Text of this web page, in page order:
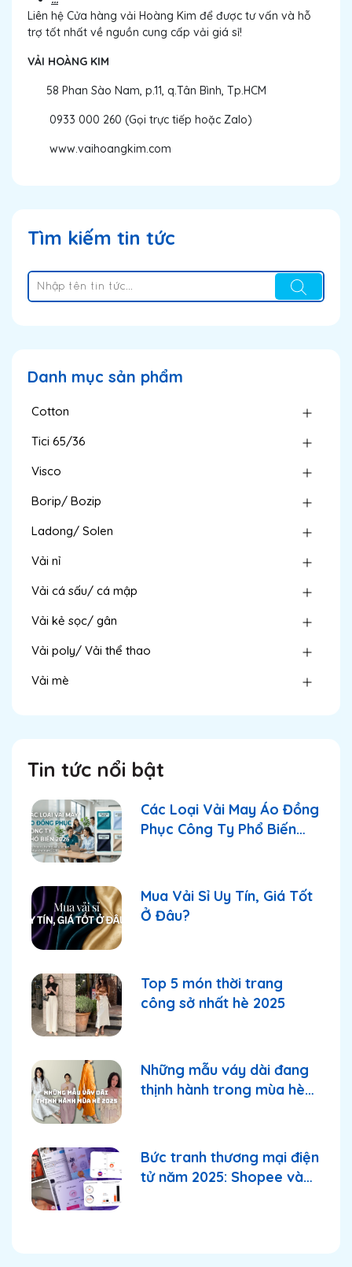
Liên hệ Cửa hàng vải Hoàng Kim để được tư vấn và hỗ
trợ tốt nhất về nguồn cung cấp vải giá sỉ!
VẢI HOÀNG KIM
58 Phan Sào Nam, p.11, q.Tân Bình, Tp.HCM
0933 000 260 (Gọi trực tiếp hoặc Zalo)
www.vaihoangkim.com
Tìm kiếm tin tức
Danh mục sản phẩm
Cotton
Tici 65/36
Visco
Borip/ Bozip
Ladong/ Solen
Vải nỉ
Vải cá sấu/ cá mập
Vải kẻ sọc/ gân
Vải poly/ Vải thể thao
Vải mè
Tin tức nổi bật
Các Loại Vải May Áo Đồng
Phục Công Ty Phổ Biến
Mua Vải Sỉ Uy Tín, Giá Tốt
Ở Đâu?
Top 5 món thời trang
công sở nhất hè 2025
Những mẫu váy dài đang
thịnh hành trong mùa hè
Bức tranh thương mại điện
tử năm 2025: Shopee và